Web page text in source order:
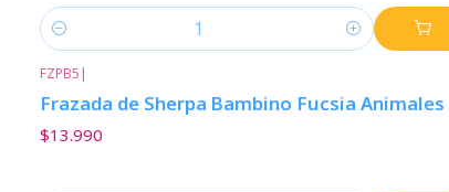
Cantidad
FZPB5 |
Frazada de Sherpa Bambino Fucsia Animales
$13.990